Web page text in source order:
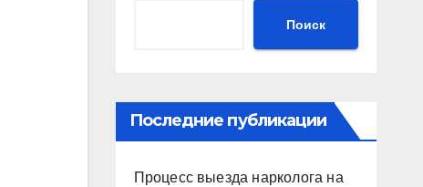
Поиск
Последние публикации
Процесс выезда нарколога на